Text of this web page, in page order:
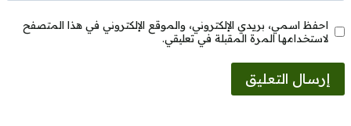
احفظ اسمي، بريدي الإلكتروني، والموقع الإلكتروني في هذا المتصفح
لاستخدامها المرة المقبلة في تعليقي.